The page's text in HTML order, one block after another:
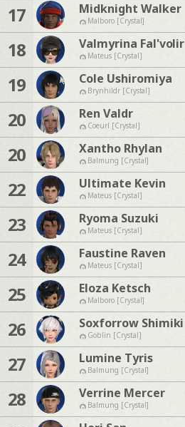
17 Midknight Walker
Malboro [Crystal]
18 Valmyrina Fal'volir
Mateus [Crystal]
19 Cole Ushiromiya
Brynhildr [Crystal]
20 Ren Valdr
Coeurl [Crystal]
20 Xantho Rhylan
Balmung [Crystal]
22 Ultimate Kevin
Mateus [Crystal]
23 Ryoma Suzuki
Mateus [Crystal]
24 Faustine Raven
Mateus [Crystal]
25 Eloza Ketsch
Malboro [Crystal]
26 Soxforrow Shimiki
Goblin [Crystal]
27 Lumine Tyris
Balmung [Crystal]
28 Verrine Mercer
Balmung [Crystal]